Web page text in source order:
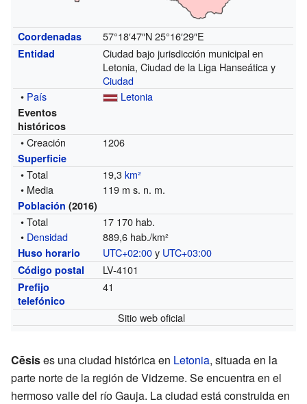
Coordenadas 57°18′47″N 25°16′29″E
Entidad
Ciudad bajo jurisdicción municipal en
Letonia, Ciudad de la Liga Hanseática y
Ciudad
• País Letonia
Eventos
históricos
• Creación 1206
Superficie
• Total 19,3km²
• Media
119 m s. n. m.
Población (2016)
• Total
17 170 hab.
• Densidad 889,6 hab./km²
Huso horario UTC+02:00y UTC+03:00
Código postal LV-4101
Prefijo
telefónico
41
Sitio web oficial
Cēsises una ciudad histórica en Letonia, situada en la
parte norte de la región de Vidzeme. Se encuentra en el
hermoso valle del río Gauja. La ciudad está construida en